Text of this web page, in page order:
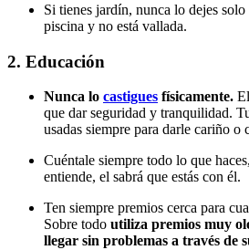
Si tienes jardín, nunca lo dejes
piscina y no está vallada.
2. Educación
Nunca lo castigues físicamente.
que dar seguridad y tranquilidad.
usadas siempre para darle cariño o
Cuéntale siempre todo lo que
entiende, el sabrá que estás con él.
Ten siempre premios cerca para
Sobre todo utiliza premios muy
llegar sin problemas a través de